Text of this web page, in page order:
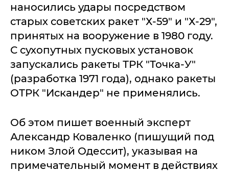
наносились удары посредством
старых советских ракет "Х-59" и "Х-29",
принятых на вооружение в 1980 году.
С сухопутных пусковых установок
запускались ракеты ТРК "Точка-У"
(разработка 1971 года), однако ракеты
ОТРК "Искандер" не применялись.
Об этом пишет военный эксперт
Александр Коваленко (пишущий под
ником Злой Одессит), указывая на
примечательный момент в действиях